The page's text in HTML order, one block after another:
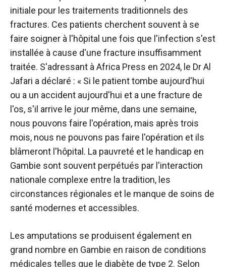
initiale pour les traitements traditionnels des
fractures. Ces patients cherchent souvent à se
faire soigner à l'hôpital une fois que l'infection s'est
installée à cause d'une fracture insuffisamment
traitée. S'adressant à Africa Press en 2024, le Dr Al
Jafari a déclaré : « Si le patient tombe aujourd'hui
ou a un accident aujourd'hui et a une fracture de
l'os, s'il arrive le jour même, dans une semaine,
nous pouvons faire l'opération, mais après trois
mois, nous ne pouvons pas faire l'opération et ils
blâmeront l'hôpital. La pauvreté et le handicap en
Gambie sont souvent perpétués par l'interaction
nationale complexe entre la tradition, les
circonstances régionales et le manque de soins de
santé modernes et accessibles.
Les amputations se produisent également en
grand nombre en Gambie en raison de conditions
médicales telles que le diabète de type 2. Selon